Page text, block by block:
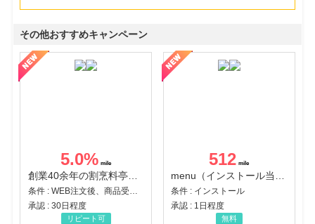
その他おすすめキャンペーン
5.0%
創業40余年の割烹料亭千賀監修【おせちの千賀屋】おもてなし参道本店
条件 : WEB注文後、商品受け取り+入金確認時点
承認 : 30日程度
リピート可
512
menu（インストール当日に指定のクーポンコード経由で1,500円（税込）以上の初回注文完了）（Android）
条件 : インストール
承認 : 1日程度
無料